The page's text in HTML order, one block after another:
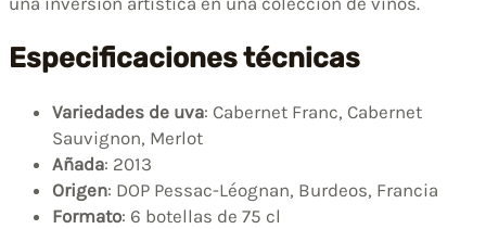
Especificaciones técnicas
Variedades de uva: Cabernet Franc, Cabernet
Sauvignon, Merlot
Añada: 2013
Origen: DOP Pessac-Léognan, Burdeos, Francia
Formato: 6 botellas de 75 cl